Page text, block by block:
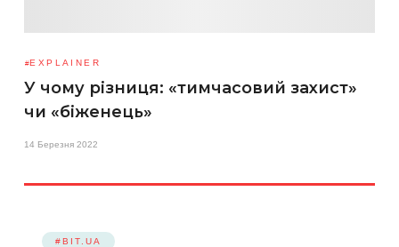
EXPLAINER
У чому різниця: «тимчасовий захист»
чи «біженець»
14 Березня 2022
#BIT.UA